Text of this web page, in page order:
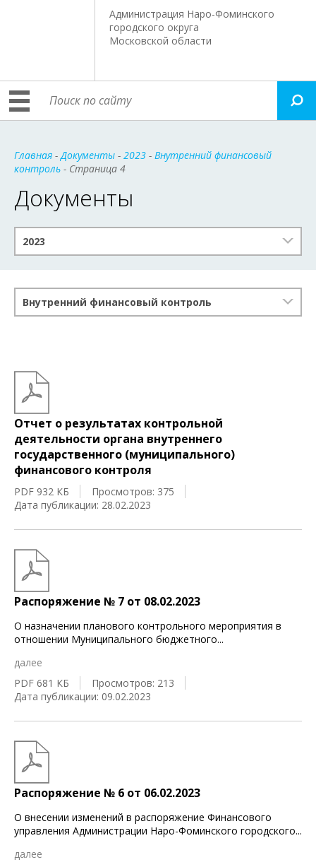
Администрация Наро-Фоминского
городского округа
Московской области
Главная -Документы - 2023 - Внутренний финансовый
контроль - Страница 4
Документы
2023
Внутренний финансовый контроль
Отчет о результатах контрольной
деятельности органа внутреннего
государственного (муниципального)
финансового контроля
PDF 932 КБ
Просмотров: 375
Дата публикации: 28.02.2023
Распоряжение № 7 от 08.02.2023
О назначении планового контрольного мероприятия в
отношении Муниципального бюджетного...
далее
PDF 681 КБ
Просмотров: 213
Дата публикации: 09.02.2023
Распоряжение № 6 от 06.02.2023
О внесении изменений в распоряжение Финансового
управления Администрации Наро-Фоминского городского...
далее